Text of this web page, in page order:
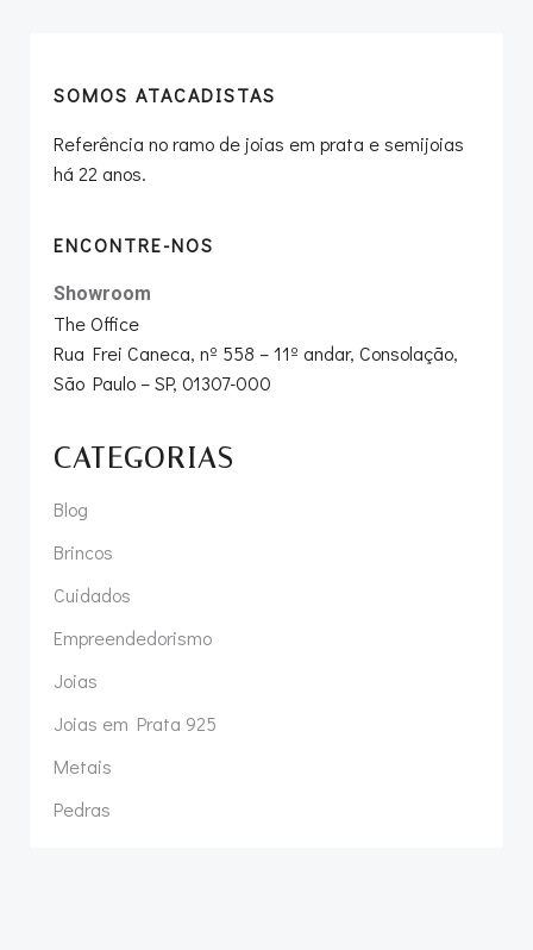
SOMOS ATACADISTAS
Referência no ramo de joias em prata e semijoias
há 22 anos.
ENCONTRE-NOS
Showroom
The Office
Rua Frei Caneca, nº 558 – 11º andar, Consolação,
São Paulo – SP, 01307-000
CATEGORIAS
Blog
Brincos
Cuidados
Empreendedorismo
Joias
Joias em Prata 925
Metais
Pedras